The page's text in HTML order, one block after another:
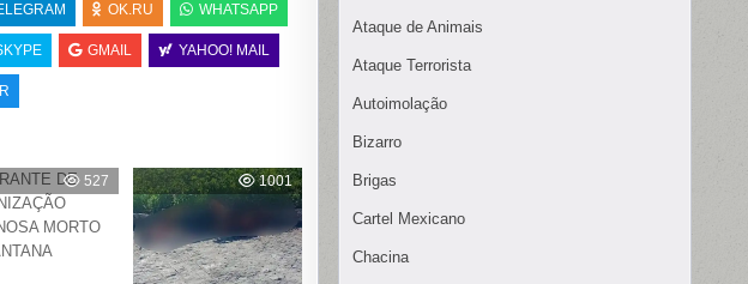
OK.RU WHATSAPP
GMAIL YAHOO! MAIL
527
DE
MORTO
1001
Ataque de Animais
Ataque Terrorista
Autoimolação
Bizarro
Brigas
Cartel Mexicano
Chacina